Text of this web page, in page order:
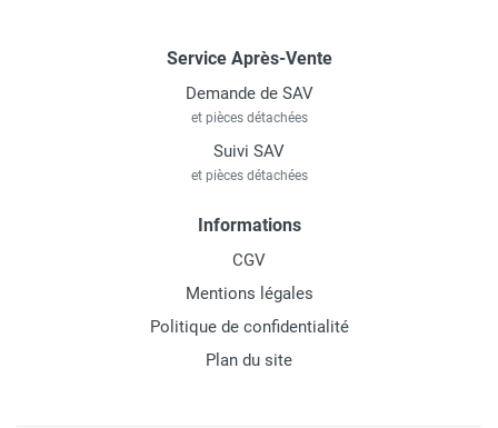
Service Après-Vente
Demande de SAV
et pièces détachées
Suivi SAV
et pièces détachées
Informations
CGV
Mentions légales
Politique de confidentialité
Plan du site